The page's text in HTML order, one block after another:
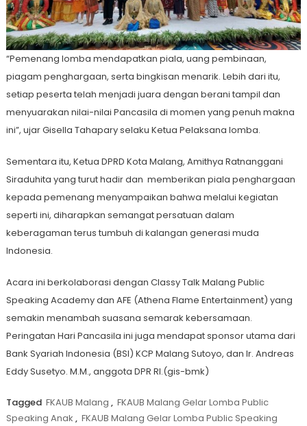
“Pemenang lomba mendapatkan piala, uang pembinaan,
piagam penghargaan, serta bingkisan menarik. Lebih dari itu,
setiap peserta telah menjadi juara dengan berani tampil dan
menyuarakan nilai-nilai Pancasila di momen yang penuh makna
ini”, ujar Gisella Tahapary selaku Ketua Pelaksana lomba.
Sementara itu, Ketua DPRD Kota Malang, Amithya Ratnanggani
Siraduhita yang turut hadir dan memberikan piala penghargaan
kepada pemenang menyampaikan bahwa melalui kegiatan
seperti ini, diharapkan semangat persatuan dalam
keberagaman terus tumbuh di kalangan generasi muda
Indonesia.
Acara ini berkolaborasi dengan Classy Talk Malang Public
Speaking Academy dan AFE (Athena Flame Entertainment) yang
semakin menambah suasana semarak kebersamaan.
Peringatan Hari Pancasila ini juga mendapat sponsor utama dari
Bank Syariah Indonesia (BSI) KCP Malang Sutoyo, dan Ir. Andreas
Eddy Susetyo. M.M., anggota DPR RI.(gis-bmk)
Tagged FKAUB Malang , FKAUB Malang Gelar Lomba Public
Speaking Anak , FKAUB Malang Gelar Lomba Public Speaking